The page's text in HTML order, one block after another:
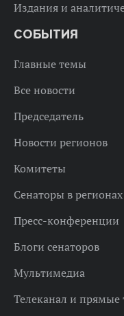
Издания и
СОБЫТИЯ
Главные темы
Все новости
Председатель
Новости регионов
Комитеты
Сенаторы в регионах
Пресс-конференции
Блоги сенаторов
Мультимедиа
Телеканал и прямые